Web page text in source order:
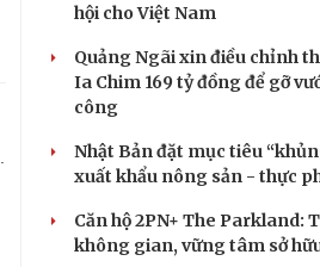
hội cho Việt Nam
Quảng Ngãi xin điều chỉnh
Ia Chim 169 tỷ đồng để gỡ
công
Nhật Bản đặt mục tiêu
xuất khẩu nông sản - thực
Căn hộ 2PN+ The Parkland:
không gian, vững tâm sở